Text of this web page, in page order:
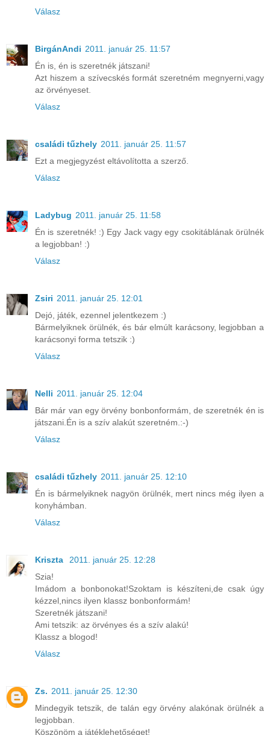
Válasz
BirgánAndi 2011. január 25. 11:57
Én is, én is szeretnék játszani!
Azt hiszem a szívecskés formát szeretném megnyerni,vagy
az örvényeset.
Válasz
családi tűzhely 2011. január 25. 11:57
Ezt a megjegyzést eltávolította a szerző.
Válasz
Ladybug 2011. január 25. 11:58
Én is szeretnék! :) Egy Jack vagy egy csokitáblának örülnék
a legjobban! :)
Válasz
Zsiri 2011. január 25. 12:01
Dejó, játék, ezennel jelentkezem :)
Bármelyiknek örülnék, és bár elmúlt karácsony, legjobban a
karácsonyi forma tetszik :)
Válasz
Nelli 2011. január 25. 12:04
Bár már van egy örvény bonbonformám, de szeretnék én is
játszani.Én is a szív alakút szeretném.:-)
Válasz
családi tűzhely 2011. január 25. 12:10
Én is bármelyiknek nagyön örülnék, mert nincs még ilyen a
konyhámban.
Válasz
Kriszta
2011. január 25. 12:28
Szia!
Imádom a bonbonokat!Szoktam is készíteni,de csak úgy
kézzel,nincs ilyen klassz bonbonformám!
Szeretnék játszani!
Ami tetszik: az örvényes és a szív alakú!
Klassz a blogod!
Válasz
Zs. 2011. január 25. 12:30
Mindegyik tetszik, de talán egy örvény alakónak örülnék a
legjobban.
Köszönöm a játéklehetőséget!